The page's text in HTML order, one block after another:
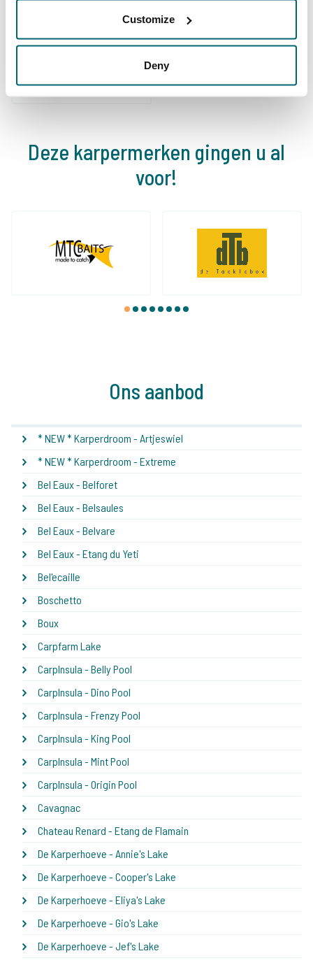
Customize
Deny
Al 152.931 tevreden
community
Deze karpermerken gingen u al
voor!
1 2 3 4 5 6 7 8
Ons aanbod
* NEW * Karperdroom - Artjeswiel
* NEW * Karperdroom - Extreme
Bel Eaux - Belforet
Bel Eaux - Belsaules
Bel Eaux - Belvare
Bel Eaux - Etang du Yeti
Bel'ecaille
Boschetto
Boux
Carpfarm Lake
CarpInsula - Belly Pool
CarpInsula - Dino Pool
CarpInsula - Frenzy Pool
CarpInsula - King Pool
CarpInsula - Mint Pool
CarpInsula - Origin Pool
Cavagnac
Chateau Renard - Etang de Flamain
De Karperhoeve - Annie's Lake
De Karperhoeve - Cooper's Lake
De Karperhoeve - Eliya's Lake
De Karperhoeve - Gio's Lake
De Karperhoeve - Jef's Lake